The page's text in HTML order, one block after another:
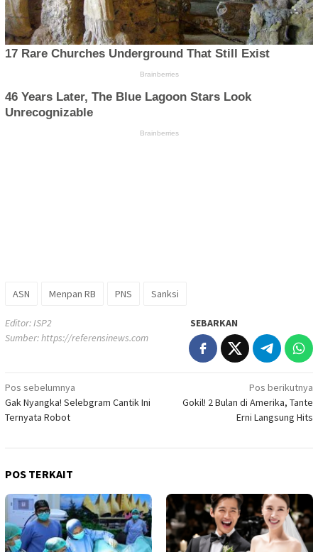
ASN Menpan RB PNS Sanksi
Editor: ISP2
Sumber:https://referensinews.com
SEBARKAN
Navigasi
pos
Pos sebelumnya
Gak Nyangka! Selebgram Cantik Ini
Ternyata Robot
Pos berikutnya
Gokil! 2 Bulan di Amerika, Tante
Erni Langsung Hits
POS TERKAIT